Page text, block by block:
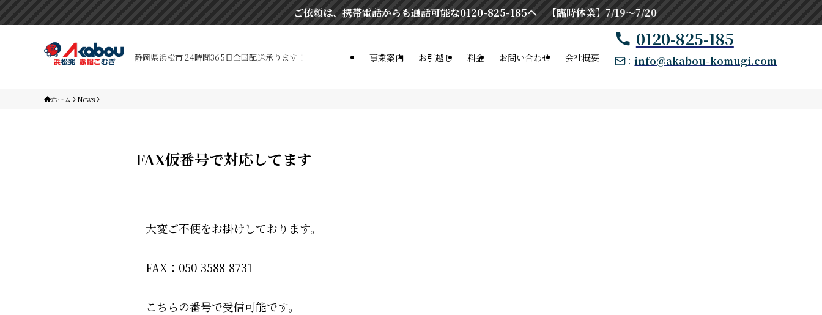
ご依頼は、携帯電話からも通話可能な0120-825-185へ 【臨時休業】7/19〜7/20
静岡県浜松市 24時間365日全国配送承ります！ 事業案内 お引越し 料金 お問い合わせ 会社概要
0120-825-185
：info@akabou-komugi.com
ホーム News
FAX仮番号で対応してます
大変ご不便をお掛けしております。
FAX：050-3588-8731
こちらの番号で受信可能です。